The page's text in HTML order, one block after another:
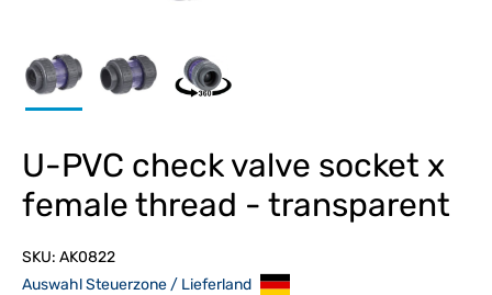
U-PVC check valve socket x
female thread - transparent
SKU: AK0822
Auswahl Steuerzone / Lieferland